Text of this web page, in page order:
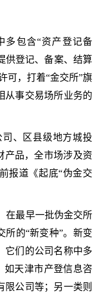
多包含“资产登记备
供登记、备案、结算
可，打着“金交所”旗
从事交易场所业务的
、区县级地方城投
产品，全市场涉及资
报道《起底“伪金交
在最早一批伪金交所
所的“新变种”。新变
它们的公司名称中多
如天津市产登信息咨
限公司等；另一类则